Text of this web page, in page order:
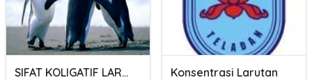
SIFAT KOLIGATIF LARUTAN Konsentrasi Larutan